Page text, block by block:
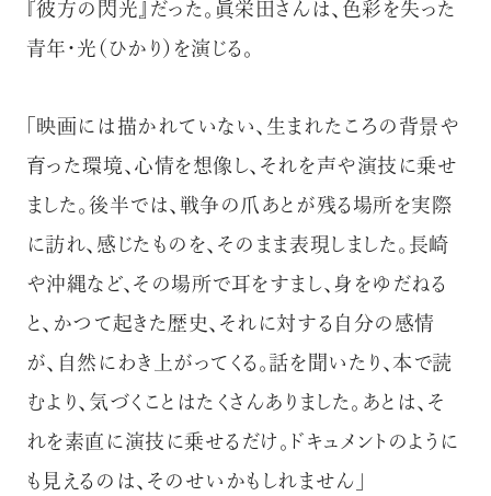
『彼方の閃光』だった。眞栄田さんは、色彩を失った
青年・光（ひかり）を演じる。
「映画には描かれていない、生まれたころの背景や
育った環境、心情を想像し、それを声や演技に乗せ
ました。後半では、戦争の爪あとが残る場所を実際
に訪れ、感じたものを、そのまま表現しました。長崎
や沖縄など、その場所で耳をすまし、身をゆだねる
と、かつて起きた歴史、それに対する自分の感情
が、自然にわき上がってくる。話を聞いたり、本で読
むより、気づくことはたくさんありました。あとは、そ
れを素直に演技に乗せるだけ。ドキュメントのように
も見えるのは、そのせいかもしれません」